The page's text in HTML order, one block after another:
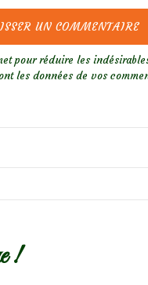
pour réduire les
les données de vos
!